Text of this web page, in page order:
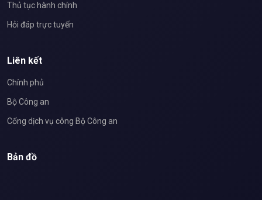
Thủ tục hành chính
Hỏi đáp trực tuyến
Liên kết
Chính phủ
Bộ Công an
Cổng dịch vụ công Bộ Công an
Bản đồ